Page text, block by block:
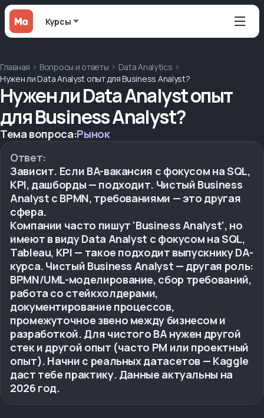
Курсы
Главная Вопросы и ответы
Data Analytics
Нужен ли Data Analyst опыт для Business Analyst?
Нужен ли Data Analyst опыт
для Business Analyst?
Тема вопроса:Рынок
Ответ:
Зависит. Если BA-вакансия с фокусом на SQL,
KPI, дашборды — подходит. Чистый Business
Analyst с BPMN, требованиями — это другая
сфера.
Компании часто пишут 'Business Analyst', но
имеют в виду Data Analyst с фокусом на SQL,
Tableau, KPI — такое подходит выпускнику DA-
курса. Чистый Business Analyst — другая роль:
BPMN/UML-моделирование, сбор требований,
работа со стейкхолдерами,
документирование процессов,
промежуточное звено между бизнесом и
разработкой. Для чистого BA нужен другой
стек и другой опыт (часто PM или проектный
опыт). Начни с реальных датасетов — Kaggle
даст тебе практику. Данные актуальны на
2026 год.